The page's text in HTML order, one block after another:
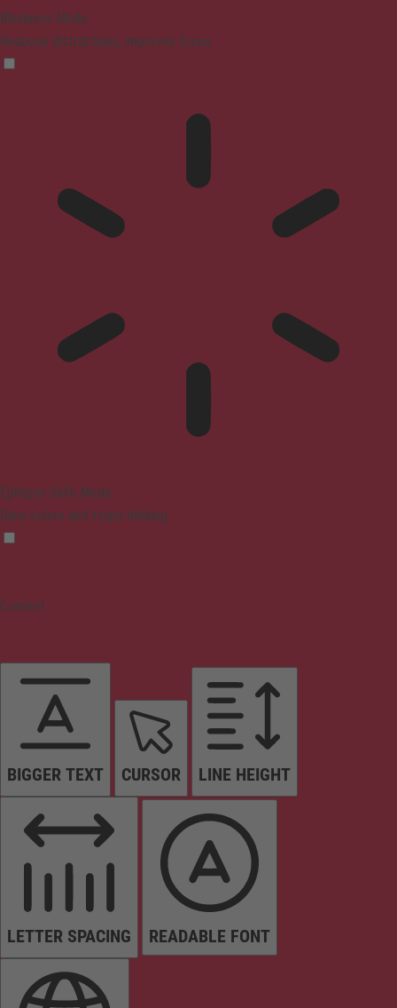
Blindness Mode
Reduces distractions, improves focus
Epilepsy Safe Mode
Dims colors and stops blinking
Content
BIGGER TEXT CURSOR LINE HEIGHT
LETTER SPACING READABLE FONT